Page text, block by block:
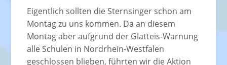
Eigentlich sollten die Sternsinger schon am
Montag zu uns kommen. Da an diesem
Montag aber aufgrund der Glatteis-Warnung
alle Schulen in Nordrhein-Westfalen
geschlossen blieben, führten wir die Aktion